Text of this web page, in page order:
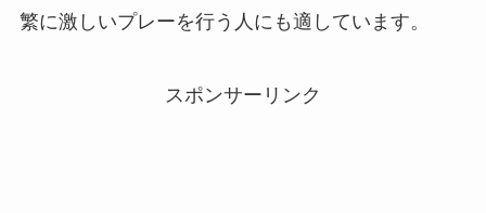
繁に激しいプレーを行う人にも適しています。
スポンサーリンク